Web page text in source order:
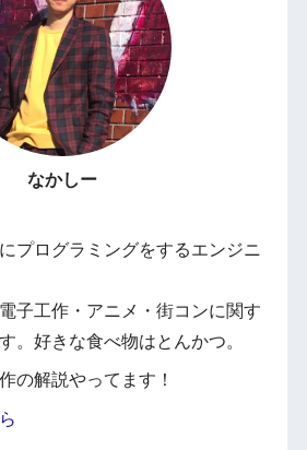
なかしー
プログラミングをするエンジニ
子工作・アニメ・街コンに関す
。好きな食べ物はとんかつ。
の解説やってます！